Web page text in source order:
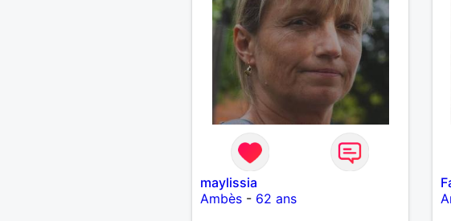
maylissia
Ambès- 62 ans